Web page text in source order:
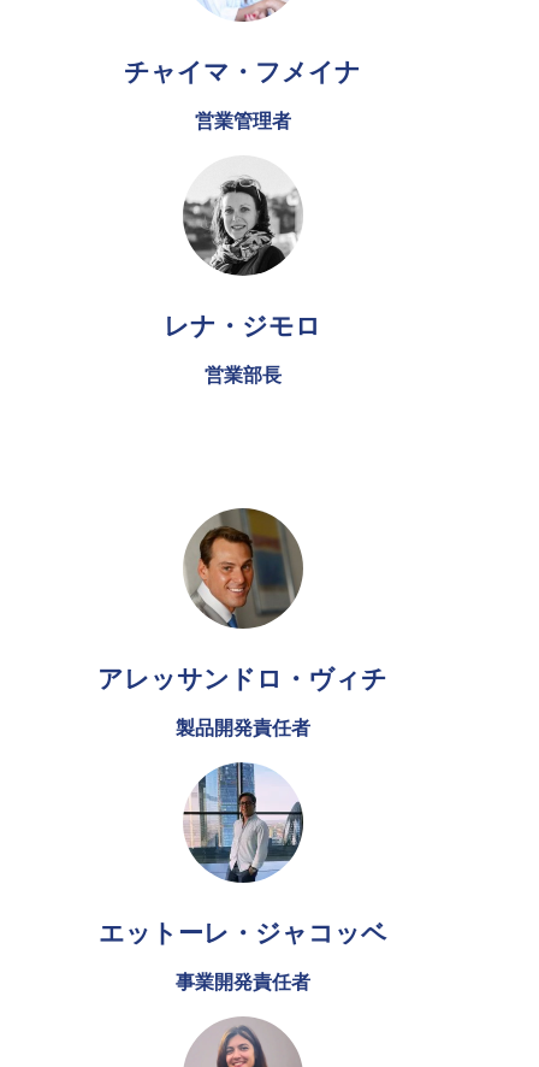
チャイマ・フメイナ
営業管理者
レナ・ジモロ
営業部長
アレッサンドロ・ヴィチ
製品開発責任者
エットーレ・ジャコッベ
事業開発責任者